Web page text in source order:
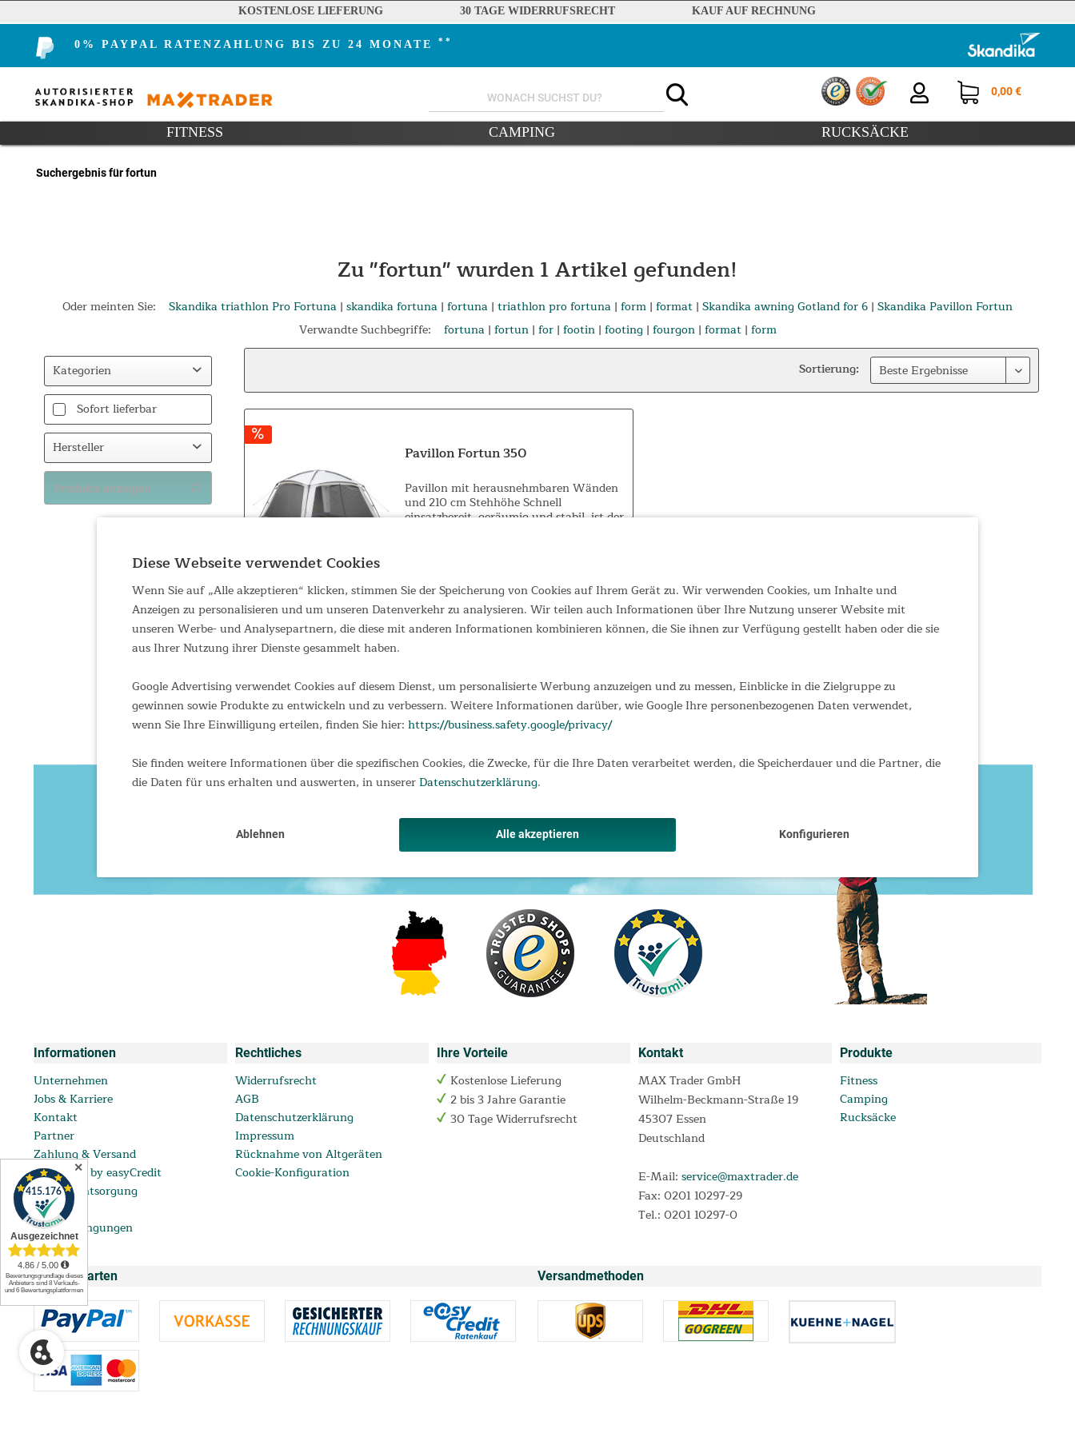
KOSTENLOSE LIEFERUNG 30 TAGE WIDERRUFSRECHT KAUF AUF RECHNUNG
0% PAYPAL RATENZAHLUNG BIS ZU 24 MONATE **
0,00 €
FITNESS CAMPING RUCKSÄCKE
Suchergebnis für fortun
Zu "fortun" wurden1Artikel gefunden!
Oder meinten Sie: Skandika triathlon Pro Fortuna | skandika fortuna | fortuna | triathlon pro fortuna | form | format | Skandika awning Gotland for 6 | Skandika Pavillon Fortun
Verwandte Suchbegriffe:
fortuna| fortun| for| footin| footing | fourgon| format| form
Kategorien
Camping
Zelte
Sofort lieferbar
Hersteller
Skandika
Produkte anzeigen
Sortierung:
Pavillon Fortun 350
Pavillon mit herausnehmbaren Wänden
und 210 cm Stehhöhe Schnell
einsatzbereit, geräumig und stabil, ist der
Informationen
Unternehmen
Jobs & Karriere
Kontakt
Partner
Zahlung & Versand
ratenkauf by easyCredit
Batterieentsorgung
FAQ
Lieferbedingungen
Rechtliches
Widerrufsrecht
AGB
Datenschutzerklärung
Impressum
Rücknahme von Altgeräten
Cookie-Konfiguration
Ihre Vorteile
Kostenlose Lieferung
2 bis 3 Jahre Garantie
30 Tage Widerrufsrecht
Kontakt
MAX Trader GmbH
Wilhelm-Beckmann-Straße 19
45307 Essen
Deutschland
E-Mail: service@maxtrader.de
Fax: 0201 10297-29
Tel.: 0201 10297-0
Produkte
Fitness
Camping
Rucksäcke
Zahlungsarten Versandmethoden
Diese Webseite verwendet Cookies
Wenn Sie auf „Alle akzeptieren“ klicken, stimmen Sie der Speicherung von Cookies auf Ihrem Gerät zu. Wir verwenden Cookies, um Inhalte und
Anzeigen zu personalisieren und um unseren Datenverkehr zu analysieren. Wir teilen auch Informationen über Ihre Nutzung unserer Website mit
unseren Werbe- und Analysepartnern, die diese mit anderen Informationen kombinieren können, die Sie ihnen zur Verfügung gestellt haben oder die sie
aus Ihrer Nutzung ihrer Dienste gesammelt haben.
Google Advertising verwendet Cookies auf diesem Dienst, um personalisierte Werbung anzuzeigen und zu messen, Einblicke in die Zielgruppe zu
gewinnen sowie Produkte zu entwickeln und zu verbessern. Weitere Informationen darüber, wie Google Ihre personenbezogenen Daten verwendet,
wenn Sie Ihre Einwilligung erteilen, finden Sie hier: https://business.safety.google/privacy/
Sie finden weitere Informationen über die spezifischen Cookies, die Zwecke, für die Ihre Daten verarbeitet werden, die Speicherdauer und die Partner, die
die Daten für uns erhalten und auswerten, in unsererDatenschutzerklärung.
Ablehnen Alle akzeptieren Konfigurieren
✕